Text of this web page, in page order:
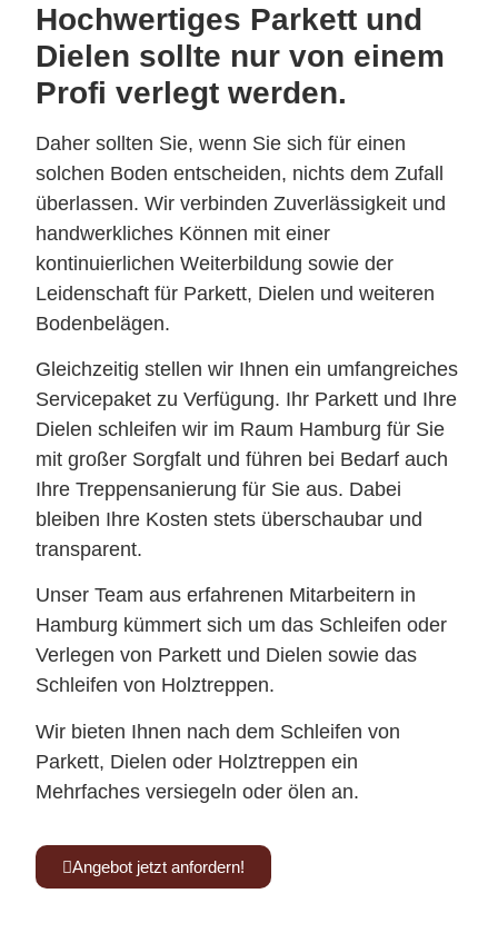
Hochwertiges Parkett und
Dielen sollte nur von einem
Profi verlegt werden.
Daher sollten Sie, wenn Sie sich für einen
solchen Boden entscheiden, nichts dem Zufall
überlassen. Wir verbinden Zuverlässigkeit und
handwerkliches Können mit einer
kontinuierlichen Weiterbildung sowie der
Leidenschaft für Parkett, Dielen und weiteren
Bodenbelägen.
Gleichzeitig stellen wir Ihnen ein umfangreiches
Servicepaket zu Verfügung. Ihr Parkett und Ihre
Dielen schleifen wir im Raum Hamburg für Sie
mit großer Sorgfalt und führen bei Bedarf auch
Ihre Treppensanierung für Sie aus. Dabei
bleiben Ihre Kosten stets überschaubar und
transparent.
Unser Team aus erfahrenen Mitarbeitern in
Hamburg kümmert sich um das Schleifen oder
Verlegen von Parkett und Dielen sowie das
Schleifen von Holztreppen.
Wir bieten Ihnen nach dem Schleifen von
Parkett, Dielen oder Holztreppen ein
Mehrfaches versiegeln oder ölen an.
Angebot jetzt anfordern!